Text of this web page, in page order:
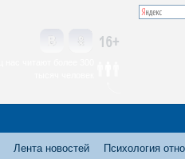
Лента новостей Психология